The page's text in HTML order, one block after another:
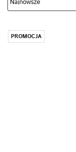
PROMOCJA